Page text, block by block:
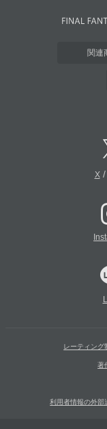
関連
X/
レーティング
著
利用者情報の外部